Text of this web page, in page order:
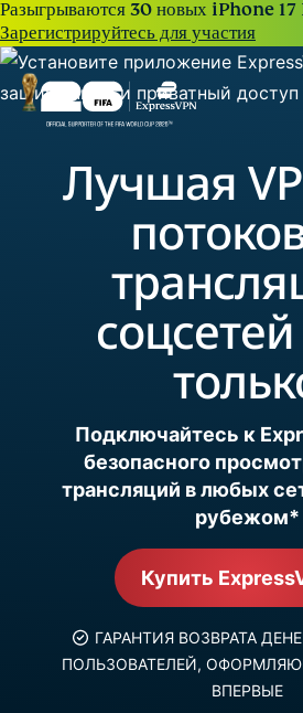
Разыгрываются 30 новых iPhone 17
Зарегистрируйтесь для участия
Лучшая
Подключайтесь к
безопасного
трансляций в любых
рубежом*
Купить
ГАРАНТИЯ ВОЗВРАТА
ПОЛЬЗОВАТЕЛЕЙ,
ВПЕРВЫЕ